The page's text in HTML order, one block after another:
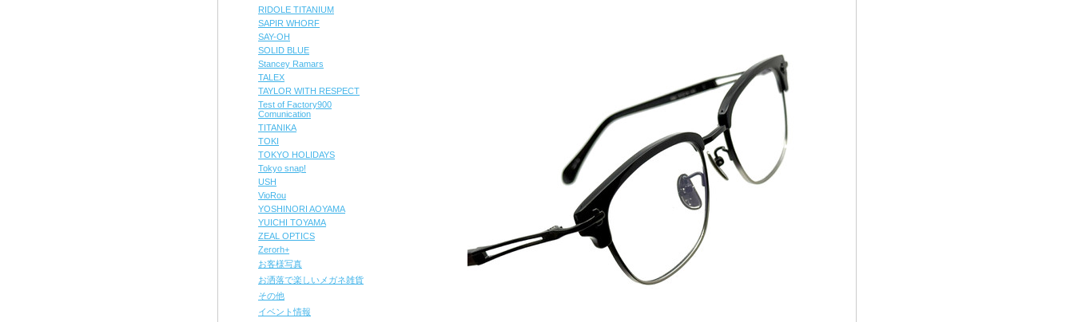
RIDOLE TITANIUM
SAPIR WHORF
SAY-OH
SOLID BLUE
Stancey Ramars
TALEX
TAYLOR WITH RESPECT
Test of Factory900
Comunication
TITANIKA
TOKI
TOKYO HOLIDAYS
Tokyo snap!
USH
VioRou
YOSHINORI AOYAMA
YUICHI TOYAMA
ZEAL OPTICS
Zerorh+
お客様写真
お洒落で楽しいメガネ雑貨
その他
イベント情報